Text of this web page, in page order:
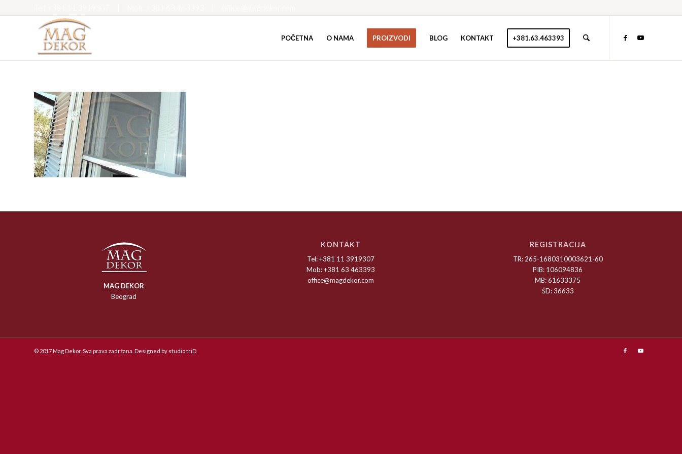
POČETNA O NAMA PROIZVODI BLOG KONTAKT +381.63.463393
MAG DEKOR
Beograd
KONTAKT
Tel: +381 11 3919307
Mob: +381 63 463393
office@magdekor.com
REGISTRACIJA
TR: 265-1680310003621-60
PIB: 106094836
MB: 61633375
ŠD: 36633
© 2017 Mag Dekor. Sva prava zadržana. Designed by studio triD